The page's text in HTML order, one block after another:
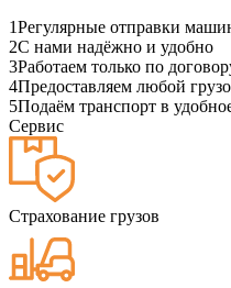
1Регулярные отправки
2С нами надёжно и удобно
3Работаем только по
4Предоставляем любой
5Подаём транспорт в
Сервис
Страхование грузов